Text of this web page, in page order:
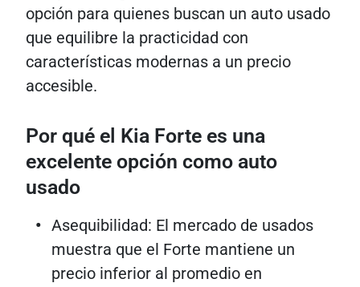
opción para quienes buscan un auto usado
que equilibre la practicidad con
características modernas a un precio
accesible.
Por qué el Kia Forte es una
excelente opción como auto
usado
Asequibilidad: El mercado de usados ​​
muestra que el Forte mantiene un
precio inferior al promedio en